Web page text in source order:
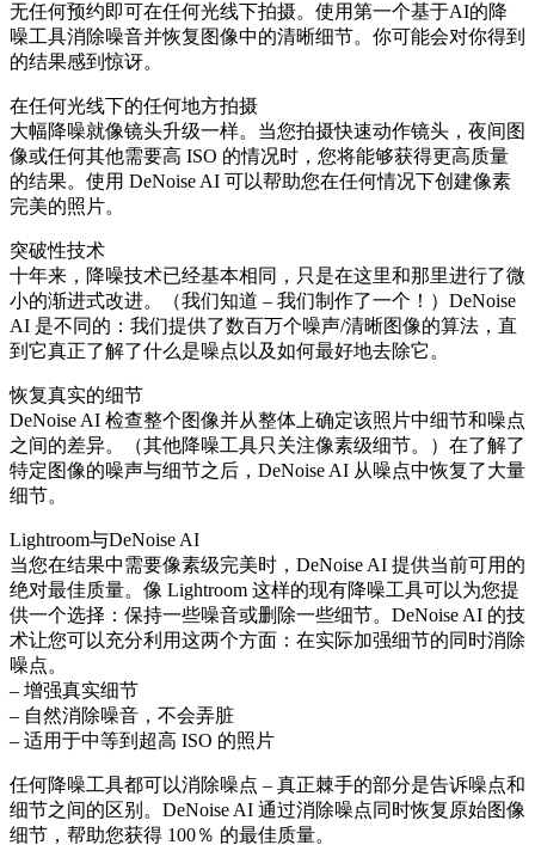
无任何预约即可在任何光线下拍摄。使用第一个基于AI的降
噪工具消除噪音并恢复图像中的清晰细节。你可能会对你得到
的结果感到惊讶。
在任何光线下的任何地方拍摄
大幅降噪就像镜头升级一样。当您拍摄快速动作镜头，夜间图
像或任何其他需要高 ISO 的情况时，您将能够获得更高质量
的结果。使用 DeNoise AI 可以帮助您在任何情况下创建像素
完美的照片。
突破性技术
十年来，降噪技术已经基本相同，只是在这里和那里进行了微
小的渐进式改进。（我们知道 – 我们制作了一个！）DeNoise
AI 是不同的：我们提供了数百万个噪声/清晰图像的算法，直
到它真正了解了什么是噪点以及如何最好地去除它。
恢复真实的细节
DeNoise AI 检查整个图像并从整体上确定该照片中细节和噪点
之间的差异。（其他降噪工具只关注像素级细节。）在了解了
特定图像的噪声与细节之后，DeNoise AI 从噪点中恢复了大量
细节。
Lightroom与DeNoise AI
当您在结果中需要像素级完美时，DeNoise AI 提供当前可用的
绝对最佳质量。像 Lightroom 这样的现有降噪工具可以为您提
供一个选择：保持一些噪音或删除一些细节。DeNoise AI 的技
术让您可以充分利用这两个方面：在实际加强细节的同时消除
噪点。
– 增强真实细节
– 自然消除噪音，不会弄脏
– 适用于中等到超高 ISO 的照片
任何降噪工具都可以消除噪点 – 真正棘手的部分是告诉噪点和
细节之间的区别。DeNoise AI 通过消除噪点同时恢复原始图像
细节，帮助您获得 100％ 的最佳质量。